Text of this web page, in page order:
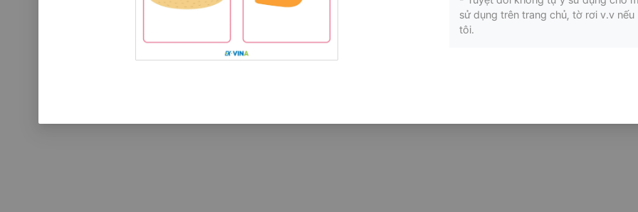
sử dụng trên trang chủ, tờ rơi v.v
tôi.